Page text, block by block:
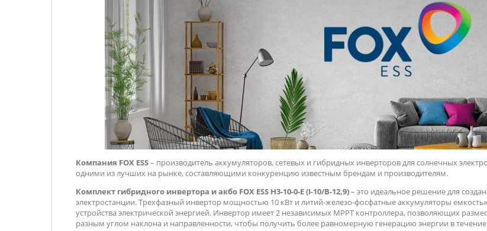
Компания FOX ESS– производитель аккумуляторов, сетевых и гибридных инверторов для солнечных
одними из лучших на рынке, составляющими конкуренцию известным брендам и производителям.
Комплект гибридного инвертора и акбо FOX ESS H3-10-0-E (I-10/B-12,9)– это идеальное решение для
электростанции. Трехфазный инвертор мощностью 10 кВт и литий-железо-фосфатные аккумуляторы
устройства электрической энергией. Инвертор имеет 2 независимых МРРТ контроллера, позволяющих
разным углом наклона и направленности, чтобы получить более равномерную генерацию энергии в течение